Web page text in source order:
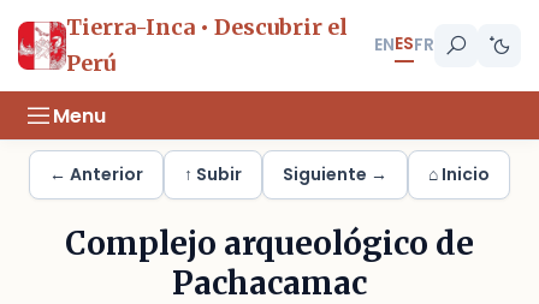
Tierra-Inca • Descubrir el
Perú
ENESFR
Menu
← Anterior ↑ Subir Siguiente → ⌂ Inicio
Complejo arqueológico de
Pachacamac